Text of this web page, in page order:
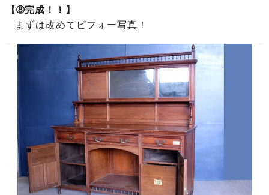
【➇完成！！】
まずは改めてビフォー写真！